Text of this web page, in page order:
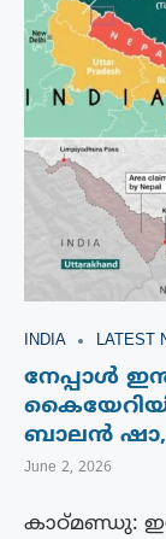
INDIA LATEST
നേപ്പാൾ
ബാലൻ ഷാ,
June 2, 2026
കാഠ്മണ്ഡു: